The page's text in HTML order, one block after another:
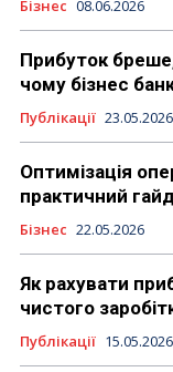
Бізнес 08.06.2026
Прибуток
чому бізнес
Публікації 23.05.2026
Оптимізація
практичний
Бізнес 22.05.2026
Як рахувати
чистого
Публікації 15.05.2026